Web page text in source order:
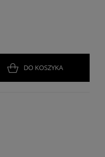
DO KOSZYKA